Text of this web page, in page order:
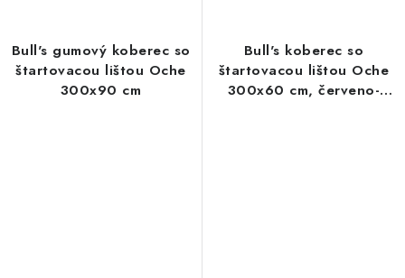
Bull's gumový koberec so
štartovacou lištou Oche
300x90 cm
Bull's koberec so
štartovacou lištou Oche
300x60 cm, červeno-